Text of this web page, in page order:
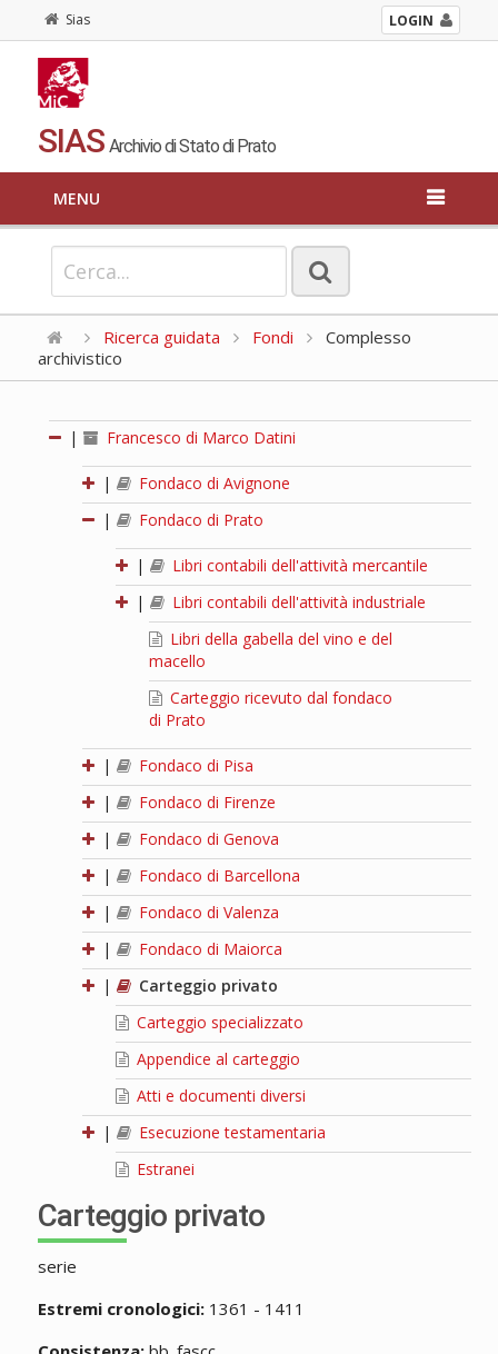
Sias LOGIN
SIAS Archivio di Stato di Prato
MENU
Ricerca guidata Fondi
Complesso
archivistico
| Francesco di Marco Datini
|
Fondaco di Avignone
|
Fondaco di Prato
|
Libri contabili dell'attività mercantile
|
Libri contabili dell'attività industriale
Libri della gabella del vino e del
macello
Carteggio ricevuto dal fondaco
di Prato
|
Fondaco di Pisa
|
Fondaco di Firenze
|
Fondaco di Genova
|
Fondaco di Barcellona
|
Fondaco di Valenza
|
Fondaco di Maiorca
|
Carteggio privato
Carteggio specializzato
Appendice al carteggio
Atti e documenti diversi
|
Esecuzione testamentaria
Estranei
Carteggio privato
serie
Estremi cronologici:1361 - 1411